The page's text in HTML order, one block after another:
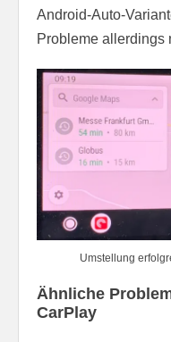
Android-Auto-
Probleme allerdings
Umstellung
Ähnliche
CarPlay